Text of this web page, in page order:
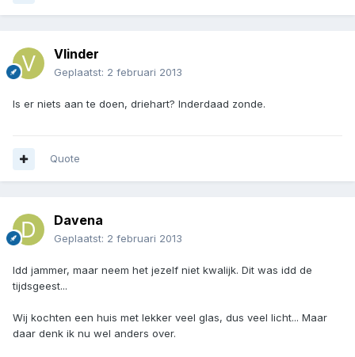
Vlinder
Geplaatst: 2 februari 2013
Is er niets aan te doen, driehart? Inderdaad zonde.
Quote
Davena
Geplaatst: 2 februari 2013
Idd jammer, maar neem het jezelf niet kwalijk. Dit was idd de
tijdsgeest...
Wij kochten een huis met lekker veel glas, dus veel licht... Maar
daar denk ik nu wel anders over.